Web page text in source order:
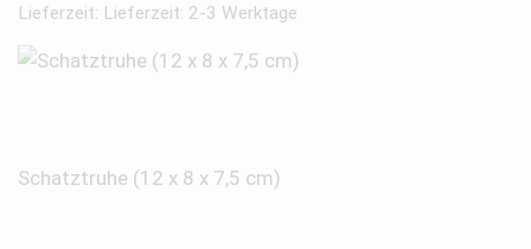
Lieferzeit: Lieferzeit: 2-3 Werktage
Schatztruhe (12 x 8 x 7,5 cm)